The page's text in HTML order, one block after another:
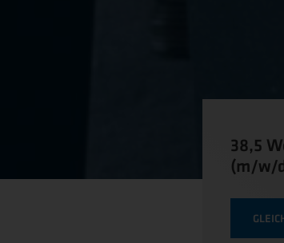
38,5
(m/w/